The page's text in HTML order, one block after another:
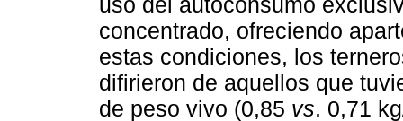
concentrado, ofreciendo
estas condiciones, los
difirieron de aquellos que
de peso vivo (0,85 vs. 0,71